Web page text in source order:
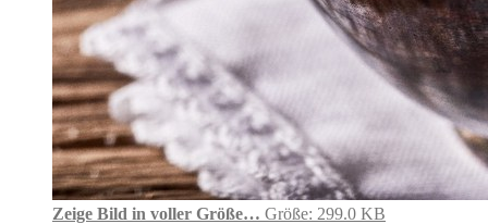
Zeige Bild in voller Größe… Größe: 299.0 KB